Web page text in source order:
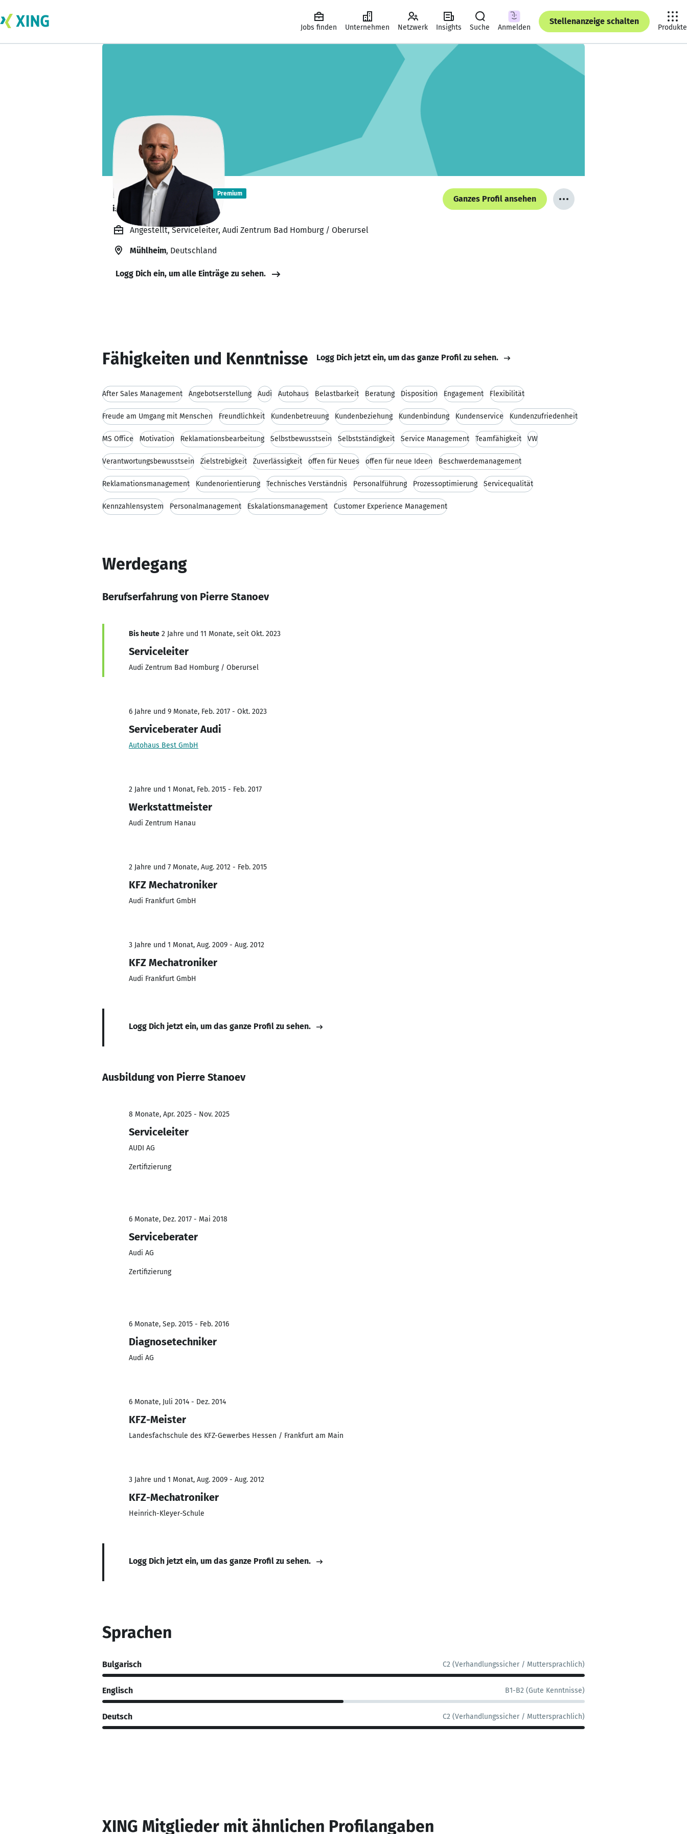
Jobs finden Unternehmen Netzwerk Insights Suche Anmelden
Stellenanzeige schalten
Produkte
Pierre Stanoev Premium
ist offen für alles. 👍🏼
Ganzes Profil ansehen
Angestellt, Serviceleiter, Audi Zentrum Bad Homburg / Oberursel
Mühlheim, Deutschland
Logg Dich ein, um alle Einträge zu sehen.
Fähigkeiten und Kenntnisse Logg Dich jetzt ein, um das ganze Profil zu sehen.
After Sales Management Angebotserstellung Audi Autohaus Belastbarkeit Beratung Disposition Engagement Flexibilität
Freude am Umgang mit Menschen Freundlichkeit Kundenbetreuung Kundenbeziehung Kundenbindung Kundenservice Kundenzufriedenheit
MS Office Motivation Reklamationsbearbeitung Selbstbewusstsein Selbstständigkeit Service Management Teamfähigkeit VW
Verantwortungsbewusstsein Zielstrebigkeit Zuverlässigkeit offen für Neues offen für neue Ideen Beschwerdemanagement
Reklamationsmanagement Kundenorientierung Technisches Verständnis Personalführung Prozessoptimierung Servicequalität
Kennzahlensystem Personalmanagement Eskalationsmanagement Customer Experience Management
Werdegang
Berufserfahrung von Pierre Stanoev
Bis heute 2 Jahre und 11 Monate, seit Okt. 2023
Serviceleiter
Audi Zentrum Bad Homburg / Oberursel
6 Jahre und 9 Monate, Feb. 2017 - Okt. 2023
Serviceberater Audi
Autohaus Best GmbH
2 Jahre und 1 Monat, Feb. 2015 - Feb. 2017
Werkstattmeister
Audi Zentrum Hanau
2 Jahre und 7 Monate, Aug. 2012 - Feb. 2015
KFZ Mechatroniker
Audi Frankfurt GmbH
3 Jahre und 1 Monat, Aug. 2009 - Aug. 2012
KFZ Mechatroniker
Audi Frankfurt GmbH
Logg Dich jetzt ein, um das ganze Profil zu sehen.
Ausbildung von Pierre Stanoev
8 Monate, Apr. 2025 - Nov. 2025
Serviceleiter
AUDI AG
Zertifizierung
6 Monate, Dez. 2017 - Mai 2018
Serviceberater
Audi AG
Zertifizierung
6 Monate, Sep. 2015 - Feb. 2016
Diagnosetechniker
Audi AG
6 Monate, Juli 2014 - Dez. 2014
KFZ-Meister
Landesfachschule des KFZ-Gewerbes Hessen / Frankfurt am Main
3 Jahre und 1 Monat, Aug. 2009 - Aug. 2012
KFZ-Mechatroniker
Heinrich-Kleyer-Schule
Logg Dich jetzt ein, um das ganze Profil zu sehen.
Sprachen
Bulgarisch C2 (Verhandlungssicher / Muttersprachlich)
Englisch B1-B2 (Gute Kenntnisse)
Deutsch C2 (Verhandlungssicher / Muttersprachlich)
XING Mitglieder mit ähnlichen Profilangaben